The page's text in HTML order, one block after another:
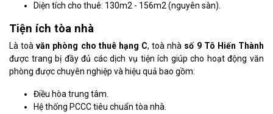
Diện tích cho thuê: 130m2 - 156m2 (nguyên sàn).
Tiện ích tòa nhà
Là toà văn phòng cho thuê hạng C, toà nhà số 9 Tô Hiến Thành
được trang bị đầy đủ các dịch vụ tiện ích giúp cho hoạt động văn
phòng được chuyên nghiệp và hiệu quả bao gồm:
Điều hòa trung tâm.
Hệ thống PCCC tiêu chuẩn tòa nhà.